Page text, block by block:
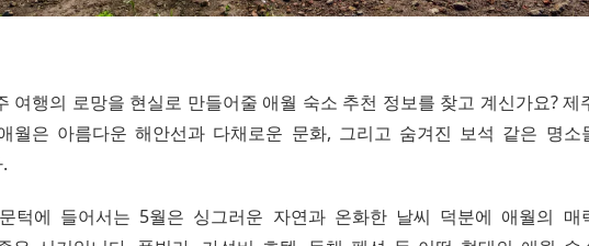
여행의 로망을 현실로 만들어줄 애월 숙소 추천 정보를 찾고 계신가요? 제
월은 아름다운 해안선과 다채로운 문화, 그리고 숨겨진 보석 같은 명소
턱에 들어서는 5월은 싱그러운 자연과 온화한 날씨 덕분에 애월의 매